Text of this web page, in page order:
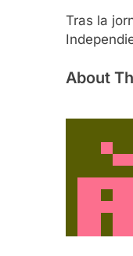
Tras la
About